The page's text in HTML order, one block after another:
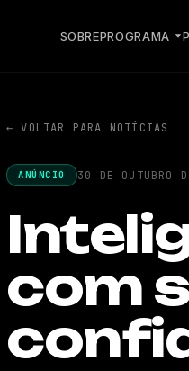
SOBREPROGRAMA
← VOLTAR PARA NOTÍCIAS
ANÚNCIO 30 DE OUTUBRO
com